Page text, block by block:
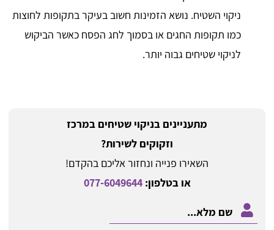
ניקוי השטיח. נושא הזמינות חשוב בעיקר בתקופות לחוצות
כמו תקופות החגים או בסמוך לחג הפסח כאשר הביקוש
לניקוי שטיחים גבוה יותר.
מתעניינים בניקוי שטיחים במרכז
וזקוקים לשירות?
השאירו פנייה ונחזור אליכם בהקדם!
או בטלפון:077-6049644